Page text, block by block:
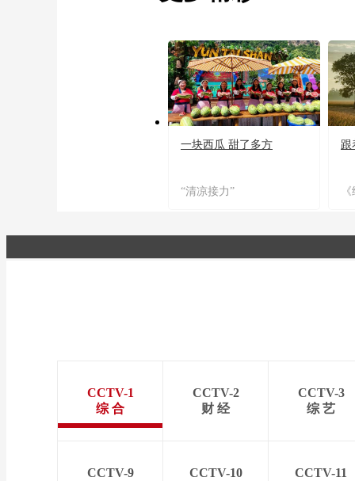
一块西瓜 甜了多方
“清凉接力”
跟
CCTV-1
综 合
CCTV-2
财 经
CCTV-3
综 艺
CCTV-9
CCTV-10
CCTV-11